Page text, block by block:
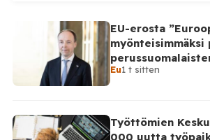
kokonaisten toimivien virusgenomien
kertoo Peoples Gazette. Stanfordin
johtamassa tutkimuksessa
tuottivat tuhansia mahdollisia
valitsivat niistä lähes 300
EU-erosta
myönteisimmäksi
takinkääntö
Eu1 t sitten
Työttömien
000 uutta